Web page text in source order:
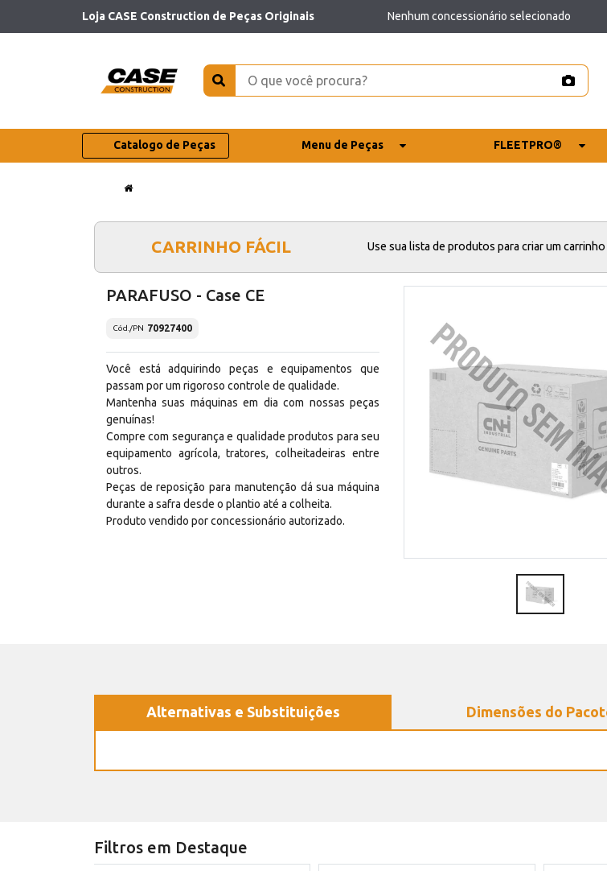
Loja CASE Construction de Peças Originais Nenhum concessionário selecionado
Catalogo de Peças Menu de Peças FLEETPRO®
CARRINHO FÁCIL Use sua lista de produtos para criar um
PARAFUSO - Case CE
Cód./PN 70927400
Você está adquirindo peças e equipamentos que
passam por um rigoroso controle de qualidade.
Mantenha suas máquinas em dia com nossas peças
genuínas!
Compre com segurança e qualidade produtos para seu
equipamento agrícola, tratores, colheitadeiras entre
outros.
Peças de reposição para manutenção dá sua máquina
durante a safra desde o plantio até a colheita.
Produto vendido por concessionário autorizado.
Alternativas e Substituições Dimensões do
Filtros em Destaque